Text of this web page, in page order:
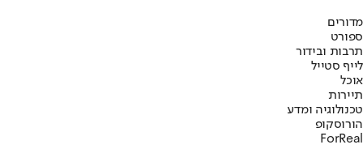
מדורים
ספורט
תרבות ובידור
לייף סטייל
אוכל
תיירות
טכנולוגיה ומדע
הורוסקופ
ForReal